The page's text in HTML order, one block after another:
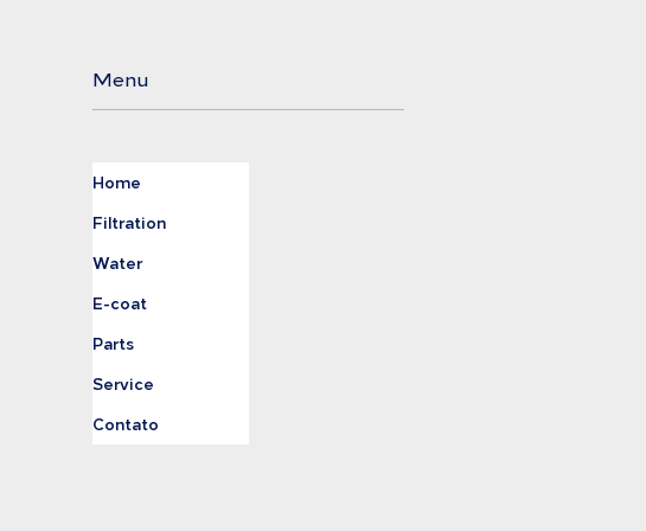
Menu
Home
Filtration
Water
E-coat
Parts
Service
Contato